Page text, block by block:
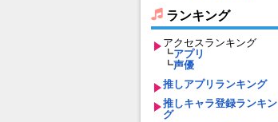
ランキング
アクセスランキング
┗アプリ
┗声優
推しアプリランキング
推しキャラ登録ランキン
グ